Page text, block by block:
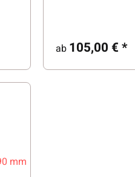
ab 105,00 €*